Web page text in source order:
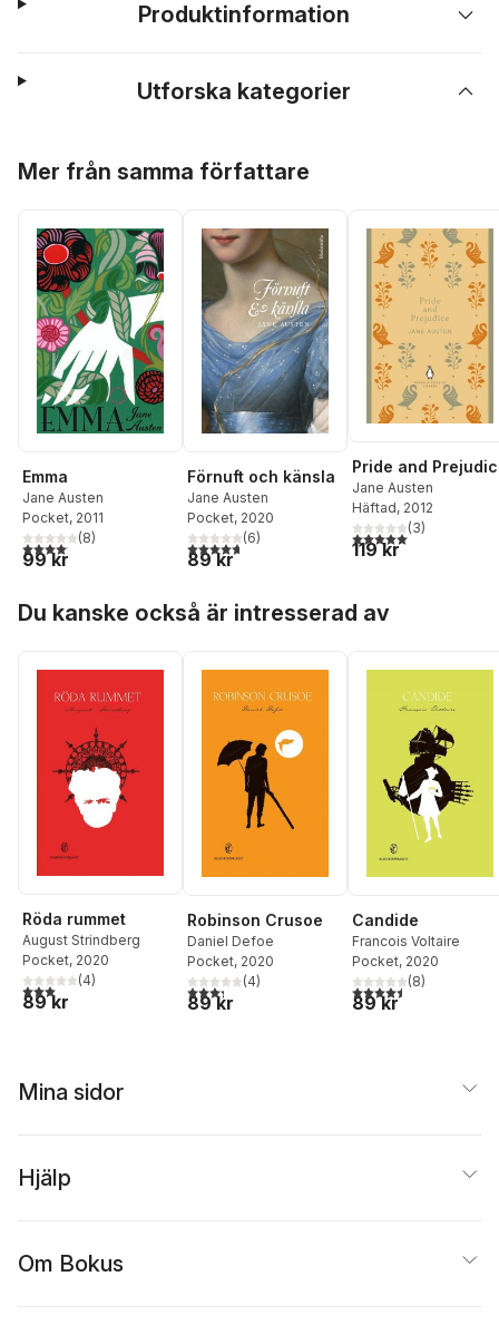
Produktinformation
Utforska kategorier
Mer från samma författare
Emma
Jane Austen
Pocket, 2011
4,1utav 5 stjärnor. Totalt antal röster:
(8)
99 kr
Förnuft och känsla
Jane Austen
Pocket, 2020
4,7utav 5 stjärnor. Totalt antal röster:
(6)
89 kr
Pride and
Jane Austen
Häftad, 2012
5,0utav 5 stjärnor.
(3)
119 kr
Du kanske också är intresserad av
Röda rummet
August Strindberg
Pocket, 2020
3,0utav 5 stjärnor. Totalt antal röster:
(4)
89 kr
Robinson Crusoe
Daniel Defoe
Pocket, 2020
3,3utav 5 stjärnor. Totalt antal röster:
(4)
89 kr
Candide
Francois Voltaire
Pocket, 2020
4,5utav 5 stjärnor.
(8)
89 kr
Mina sidor
Hjälp
Om Bokus